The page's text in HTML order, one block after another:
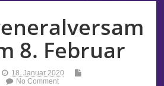
8. Februar
18. Januar 2020
No Comment